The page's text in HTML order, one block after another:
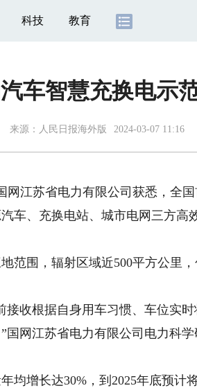
科技 教育
车智慧充换电示
来源： 人民日报海外版 2024-03-07 11:16
江苏省电力有限公司获悉，全国
车、充换电站、城市电网三方高
围，辐射区域近500平方公里，
收根据自身用车习惯、车位实时
网江苏省电力有限公司电力科
增长达30%，到2025年底预计